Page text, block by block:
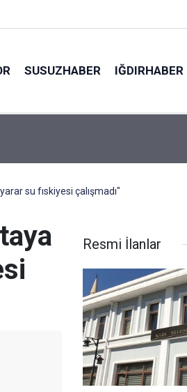
SUSUZHABER IĞDIRHABER
su fıskiyesi çalışmadı"
Resmi İlanlar